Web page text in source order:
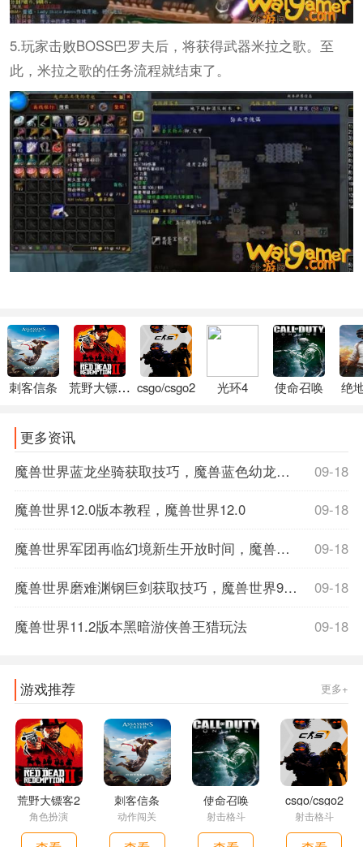
5.玩家击败BOSS巴罗夫后，将获得武器米拉之歌。至
此，米拉之歌的任务流程就结束了。
刺客信条 荒野大镖客2 csgo/csgo2 光环4 使命召唤 绝
更多资讯
09-18
魔兽世界蓝龙坐骑获取技巧，魔兽蓝色幼龙坐骑
09-18
魔兽世界12.0版本教程，魔兽世界12.0
09-18
魔兽世界军团再临幻境新生开放时间，魔兽世界军团再临数据库
09-18
魔兽世界磨难渊钢巨剑获取技巧，魔兽世界9.1磨难词缀
09-18
魔兽世界11.2版本黑暗游侠兽王猎玩法
游戏推荐 更多+
荒野大镖客2
角色扮演
刺客信条
动作闯关
使命召唤
射击格斗
csgo/csgo2
射击格斗